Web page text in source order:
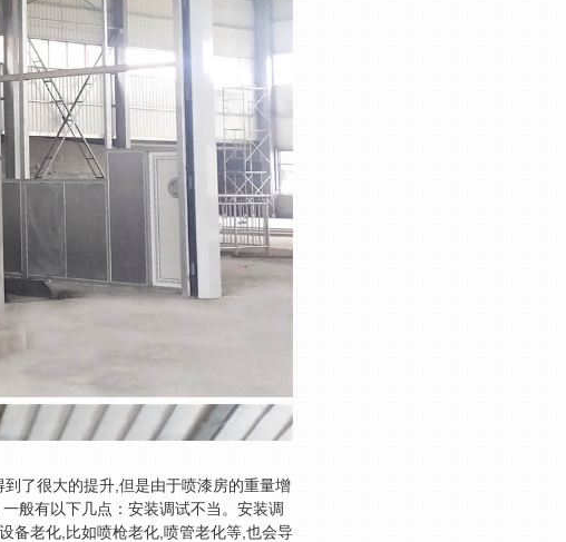
了很大的提升,但是由于喷漆房的重量增
般有以下几点：安装调试不当。安装调
备老化,比如喷枪老化,喷管老化等,也会导